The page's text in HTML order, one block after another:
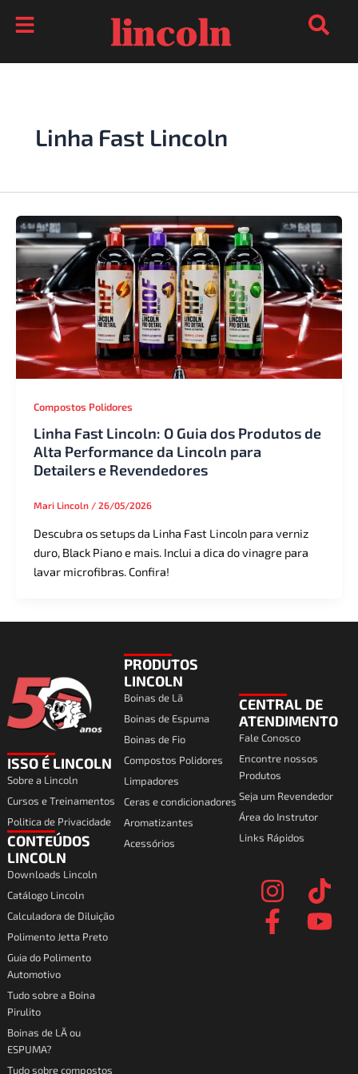
para
conteúdo
Linha Fast Lincoln
Compostos Polidores
Linha Fast Lincoln: O Guia dos Produtos de
Alta Performance da Lincoln para
Detailers e Revendedores
Mari Lincoln / 26/05/2026
Descubra os setups da Linha Fast Lincoln para verniz
duro, Black Piano e mais. Inclui a dica do vinagre para
lavar microfibras. Confira!
ISSO É LINCOLN
Sobre a Lincoln
Cursos e Treinamentos
Politica de Privacidade
CONTEÚDOS
LINCOLN
Downloads Lincoln
Catálogo Lincoln
Calculadora de Diluição
Polimento Jetta Preto
Guia do Polimento
Automotivo
Tudo sobre a Boina
Pirulito
Boinas de LÃ ou
ESPUMA?
Tudo sobre compostos
PRODUTOS
LINCOLN
Boinas de Lã
Boinas de Espuma
Boinas de Fio
Compostos Polidores
Limpadores
Ceras e condicionadores
Aromatizantes
Acessórios
CENTRAL DE
ATENDIMENTO
Fale Conosco
Encontre nossos
Produtos
Seja um Revendedor
Área do Instrutor
Links Rápidos
n
s
t
i
k
t
a
c
e
o
u
t